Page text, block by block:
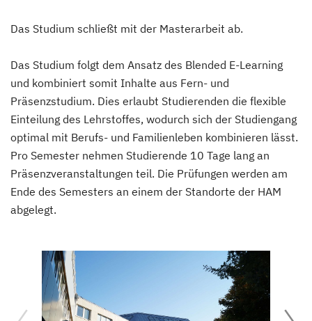
Das Studium schließt mit der Masterarbeit ab.
Das Studium folgt dem Ansatz des Blended E-Learning
und kombiniert somit Inhalte aus Fern- und
Präsenzstudium. Dies erlaubt Studierenden die flexible
Einteilung des Lehrstoffes, wodurch sich der Studiengang
optimal mit Berufs- und Familienleben kombinieren lässt.
Pro Semester nehmen Studierende 10 Tage lang an
Präsenzveranstaltungen teil. Die Prüfungen werden am
Ende des Semesters an einem der Standorte der HAM
abgelegt.